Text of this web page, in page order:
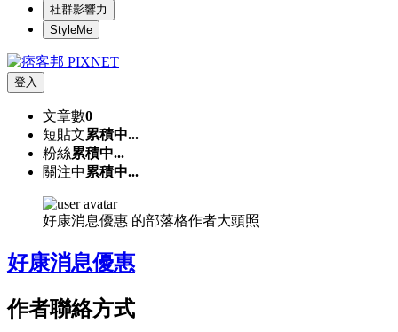
社群影響力
StyleMe
登入
文章數0
短貼文累積中...
粉絲累積中...
關注中 累積中...
好康消息優惠 的部落格作者大頭照
好康消息優惠
作者聯絡方式